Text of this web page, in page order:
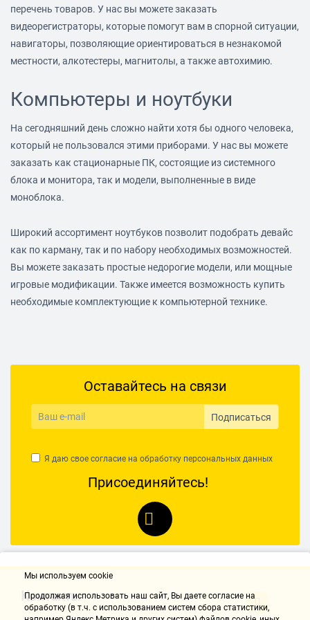
перечень товаров. У нас вы можете заказать
видеорегистраторы, которые помогут вам в спорной ситуации,
навигаторы, позволяющие ориентироваться в незнакомой
местности, алкотестеры, магнитолы, а также автохимию.
Компьютеры и ноутбуки
На сегодняшний день сложно найти хотя бы одного человека,
который не пользовался этими приборами. У нас вы можете
заказать как стационарные ПК, состоящие из системного
блока и монитора, так и модели, выполненные в виде
моноблока.
Широкий ассортимент ноутбуков позволит подобрать девайс
как по карману, так и по набору необходимых возможностей.
Вы можете заказать простые недорогие модели, или мощные
игровые модификации. Также имеется возможность купить
необходимые комплектующие к компьютерной технике.
Оставайтесь на связи
Подписаться
Я даю свое согласие на обработку персональных данных
Присоединяйтесь!
Контакты
Мы используем cookie
Продолжая использовать наш cайт, Вы даете согласие на
обработку (в т.ч. с использованием систем сбора статистики,